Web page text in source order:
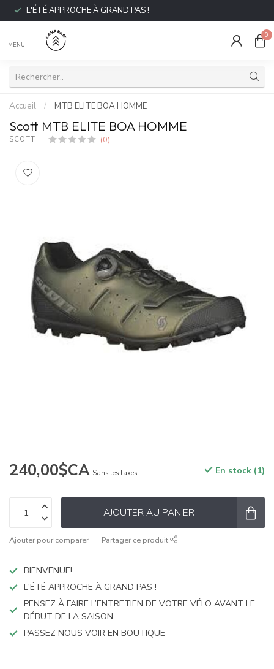
L'ÉTÉ APPROCHE À GRAND PAS !
MENU
0
Accueil / MTB ELITE BOA HOMME
Scott MTB ELITE BOA HOMME
SCOTT (0)
240,00$CA Sans les taxes En stock (1)
AJOUTER AU PANIER
Ajouter pour comparer Partager ce produit
BIENVENUE!
L'ÉTÉ APPROCHE À GRAND PAS !
PENSEZ À FAIRE L’ENTRETIEN DE VOTRE VÉLO AVANT LE
DÉBUT DE LA SAISON.
PASSEZ NOUS VOIR EN BOUTIQUE